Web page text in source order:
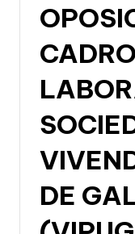
DE